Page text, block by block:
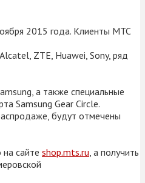
2015 года. Клиенты МТС
ZTE, Huawei, Sony, ряд
а также специальные
Samsung Gear Circle.
будут отмечены
сайте shop.mts.ru , а получить